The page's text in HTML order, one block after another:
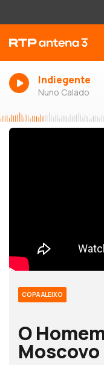
Indiegente
Nuno Calado
COPA ALEIXO
O